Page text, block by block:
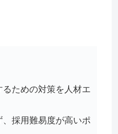
ための対策を人材エ
採用難易度が高いポ